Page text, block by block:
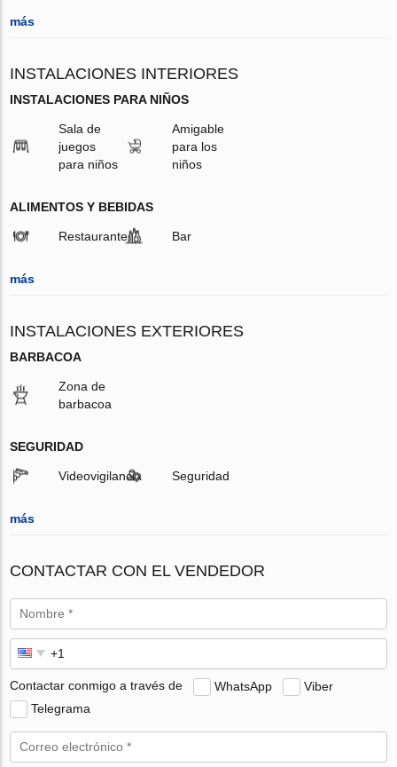
más
INSTALACIONES INTERIORES
INSTALACIONES PARA NIÑOS
Sala de
juegos
para niños
Amigable
para los
niños
ALIMENTOS Y BEBIDAS
Restaurante Bar
más
INSTALACIONES EXTERIORES
BARBACOA
Zona de
barbacoa
SEGURIDAD
Videovigilancia Seguridad
más
CONTACTAR CON EL VENDEDOR
Contactar conmigo a través de WhatsApp
Viber
Telegrama